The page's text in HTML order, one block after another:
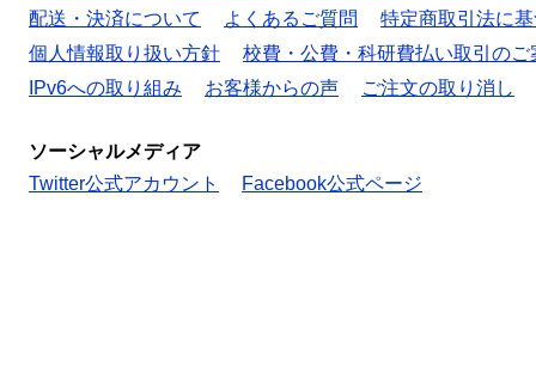
配送・決済について
よくあるご質問
特定商取引法に
個人情報取り扱い方針
校費・公費・科研費払い取引のご
IPv6への取り組み
お客様からの声 ご注文の取り消し
ソーシャルメディア
Twitter公式アカウント
Facebook公式ページ